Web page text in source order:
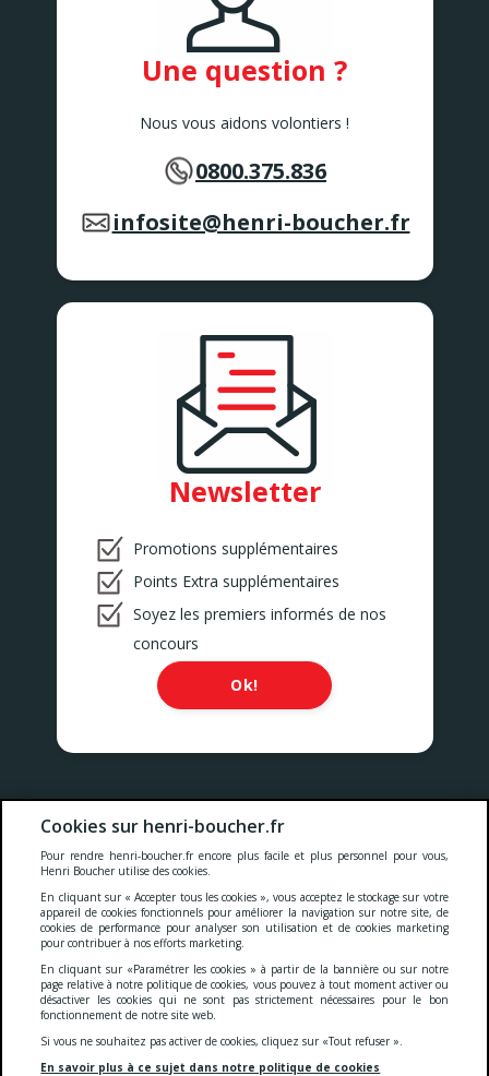
Une question ?
Nous vous aidons volontiers !
0800.375.836
infosite@henri-boucher.fr
Newsletter
Promotions supplémentaires
Points Extra supplémentaires
Soyez les premiers informés de nos
concours
Ok!
Nos prix comprennent toutes les taxes, la TVA, les droits et les
services.
Cookies
- Confidentialité Conditions générales
Accessibilité
© 2026 S.A. Serviviande
59604 Maubeuge Cedex
TVA : FR22 342 610 664
Cookies sur henri-boucher.fr
Pour rendre henri-boucher.fr encore plus facile et plus personnel pour vous,
Henri Boucher utilise des cookies.
En cliquant sur « Accepter tous les cookies », vous acceptez le stockage sur votre
appareil de cookies fonctionnels pour améliorer la navigation sur notre site, de
cookies de performance pour analyser son utilisation et de cookies marketing
pour contribuer à nos efforts marketing.
En cliquant sur «Paramétrer les cookies » à partir de la bannière ou sur notre
page relative à notre politique de cookies, vous pouvez à tout moment activer ou
désactiver les cookies qui ne sont pas strictement nécessaires pour le bon
fonctionnement de notre site web.
Si vous ne souhaitez pas activer de cookies, cliquez sur «Tout refuser ».
En savoir plus à ce sujet dans notre politique de cookies